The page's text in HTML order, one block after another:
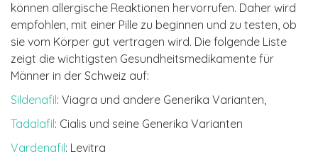
können allergische Reaktionen hervorrufen. Daher wird
empfohlen, mit einer Pille zu beginnen und zu testen, ob
sie vom Körper gut vertragen wird. Die folgende Liste
zeigt die wichtigsten Gesundheitsmedikamente für
Männer in der Schweiz auf:
Sildenafil: Viagra und andere Generika Varianten,
Tadalafil: Cialis und seine Generika Varianten
Vardenafil: Levitra